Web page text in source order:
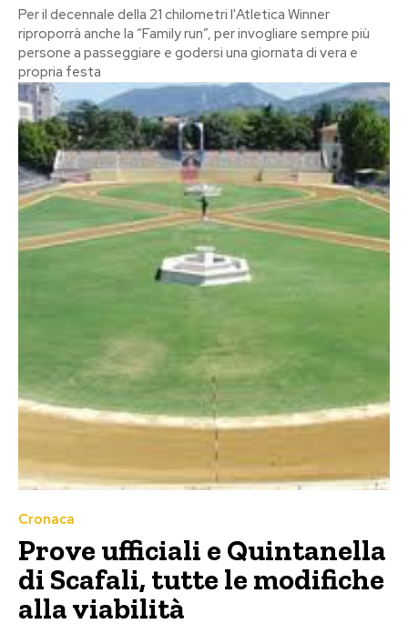
Per il decennale della 21 chilometri l'Atletica Winner
riproporrà anche la “Family run”, per invogliare sempre più
persone a passeggiare e godersi una giornata di vera e
propria festa
Cronaca
Prove ufficiali e Quintanella
di Scafali, tutte le modifiche
alla viabilità